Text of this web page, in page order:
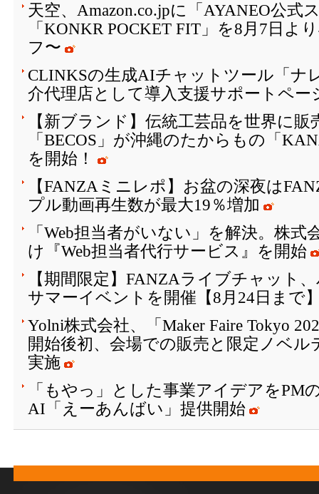
天空、Amazon.co.jpに「AYANEO公式
「KONKR POCKET FIT」を8月7日よ
フ〜
CLINKSの生成AIチャットツール「ナ
介代理店として導入支援サポートペー
【新ブランド】伝統工芸品を世界に販
「BECOS」が沖縄のたからもの「
を開始！
【FANZAミニレポ】お盆の深夜は
プル動画再生数が最大19％増加
「Web担当者がいない」を解決。株式
け『Web担当者代行サービス』を開始
【期間限定】FANZAライブチャット
サマーイベントを開催【8月24日まで
Yolni株式会社、「Maker Faire Tokyo
開始後初、会場での販売と限定ノベ
実施
「もやっ」とした事業アイデアをPM
AI「えーあんばい」提供開始